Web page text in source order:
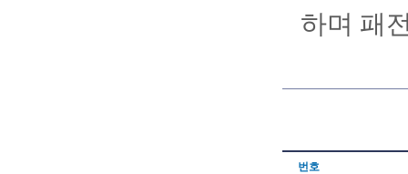
하며 패
번호